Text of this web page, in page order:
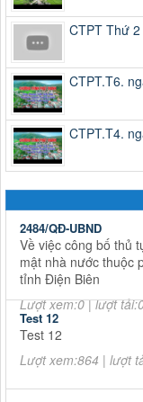
CTPT Thứ
CTPT.T6.
CTPT.T4.
2484/QĐ-UBND
Về việc công bố thủ
mật nhà nước thuộc
tỉnh Điện Biên
Lượt xem:0 | lượt
Test 12
Test 12
Lượt xem:864 | lượt